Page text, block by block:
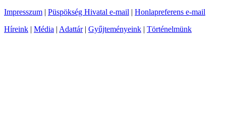
Impresszum | Püspökség Hivatal e-mail | Honlapreferens e-mail
Híreink | Média | Adattár| Gyűjteményeink | Történelmünk